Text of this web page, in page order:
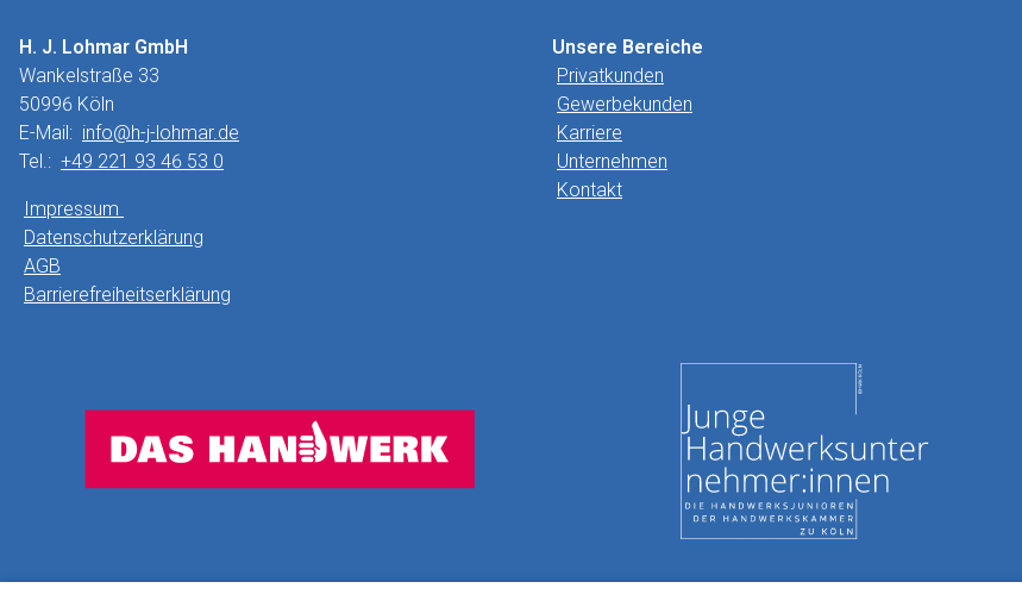
H. J. Lohmar GmbH
Wankelstraße 33
50996 Köln
E-Mail: info@h-j-lohmar.de
Tel.: +49 221 93 46 53 0
Impressum
Datenschutzerklärung
AGB
Barrierefreiheitserklärung
Unsere Bereiche
Privatkunden
Gewerbekunden
Karriere
Unternehmen
Kontakt